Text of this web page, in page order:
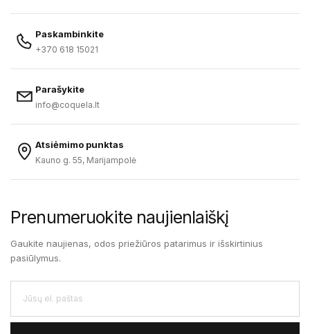
Paskambinkite
+370 618 15021
Parašykite
info@coquela.lt
Atsiėmimo punktas
Kauno g. 55, Marijampolė
Prenumeruokite naujienlaiškį
Gaukite naujienas, odos priežiūros patarimus ir išskirtinius
pasiūlymus.